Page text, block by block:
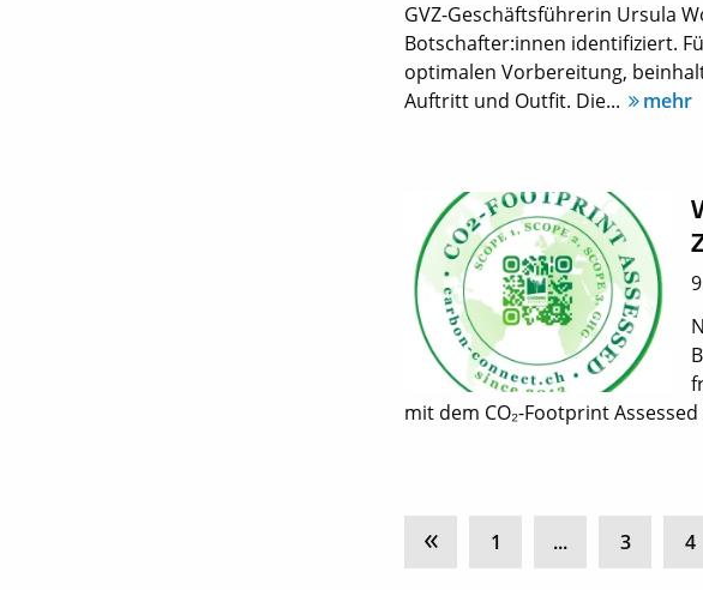
GVZ-Geschäftsführerin Ursula
Botschafter:innen identifiziert.
optimalen Vorbereitung,
Auftritt und Outfit. Die...
mehr
mit dem CO₂-Footprint
« 1 ... 3 4